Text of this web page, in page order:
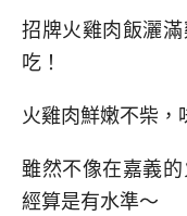
招牌火雞肉飯灑
吃！
火雞肉鮮嫩不柴，
雖然不像在嘉義
經算是有水準～